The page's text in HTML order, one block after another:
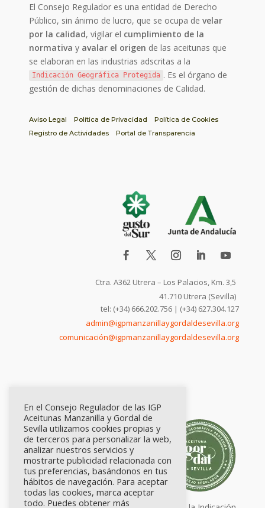
El Consejo Regulador es una entidad de Derecho
Público, sin ánimo de lucro, que se ocupa develar
por la calidad, vigilar el cumplimiento de la
normativa y avalar el origen de las aceitunas que
se elaboran en las industrias adscritas a la
Indicación Geográfica Protegida . Es el órgano de
gestión de dichas denominaciones de Calidad.
Aviso Legal Política de Privacidad
Política de Cookies
Registro de Actividades
Portal de Transparencia
Ctra. A362 Utrera – Los Palacios, Km. 3,5
41.710 Utrera (Sevilla)
tel: (+34) 666.202.756 | (+34) 627.304.127
admin@igpmanzanillaygordaldesevilla.org
comunicación@igpmanzanillaygordaldesevilla.org
En el Consejo Regulador de las IGP
Aceitunas Manzanilla y Gordal de
Sevilla utilizamos cookies propias y
de terceros para personalizar la web,
analizar nuestros servicios y
mostrarte publicidad relacionada con
tus preferencias, basándonos en tus
hábitos de navegación. Para aceptar
todas las cookies, marca aceptar
todo. Puedes obtener más